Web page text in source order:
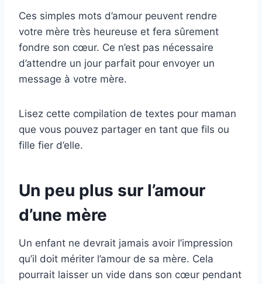
Ces simples mots d’amour peuvent rendre
votre mère très heureuse et fera sûrement
fondre son cœur. Ce n’est pas nécessaire
d’attendre un jour parfait pour envoyer un
message à votre mère.
Lisez cette compilation de textes pour maman
que vous pouvez partager en tant que fils ou
fille fier d’elle.
Un peu plus sur l’amour
d’une mère
Un enfant ne devrait jamais avoir l’impression
qu’il doit mériter l’amour de sa mère. Cela
pourrait laisser un vide dans son cœur pendant